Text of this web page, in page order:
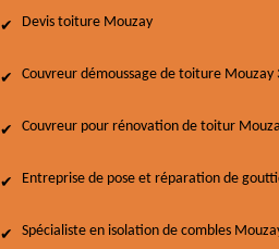
Devis toiture Mouzay
Couvreur démoussage de toiture Mouzay
Couvreur pour rénovation de toitur
Entreprise de pose et réparation de
Spécialiste en isolation de combles